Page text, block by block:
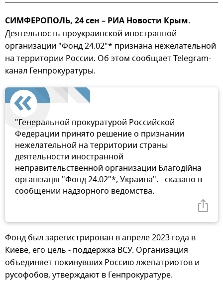
СИМФЕРОПОЛЬ, 24 сен – РИА Новости Крым.
Деятельность проукраинской иностранной
организации "Фонд 24.02"* признана нежелательной
на территории России. Об этом сообщает Telegram-
канал Генпрокуратуры.
"Генеральной прокуратурой Российской
Федерации принято решение о признании
нежелательной на территории страны
деятельности иностранной
неправительственной организации Благодiйна
органiзацiя "Фонд 24.02"*, Украина". - сказано в
сообщении надзорного ведомства.
Фонд был зарегистрирован в апреле 2023 года в
Киеве, его цель - поддержка ВСУ. Организация
объединяет покинувших Россию лжепатриотов и
русофобов, утверждают в Генпрокуратуре.